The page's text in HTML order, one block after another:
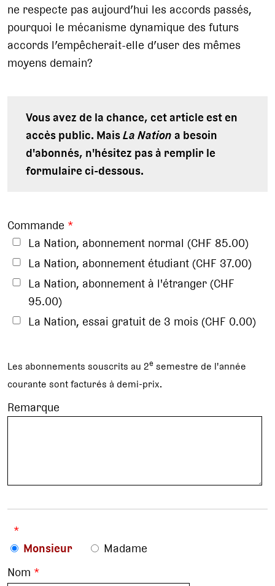
ne respecte pas aujourd’hui les accords passés,
pourquoi le mécanisme dynamique des futurs
accords l’empêcherait-elle d’user des mêmes
moyens demain?
Vous avez de la chance, cet article est en
accès public. MaisLa Nationa besoin
d'abonnés, n'hésitez pas à remplir le
formulaire ci-dessous.
Commande *
La Nation, abonnement normal (CHF 85.00)
La Nation, abonnement étudiant (CHF 37.00)
La Nation, abonnement à l'étranger (CHF
95.00)
La Nation, essai gratuit de 3 mois (CHF 0.00)
Les abonnements souscrits au 2e semestre de l'année
courante sont facturés à demi-prix.
Remarque
*
Monsieur
Madame
Nom *